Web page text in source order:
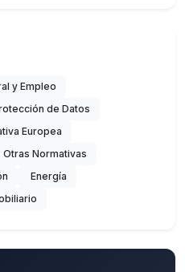
y Empleo
de Datos
Europea
Otras Normativas
Energía